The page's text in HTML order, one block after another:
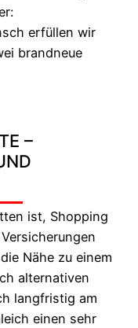
erfüllen wir
brandneue
–
ist, Shopping
Nähe zu einem
alternativen
langfristig am
einen sehr